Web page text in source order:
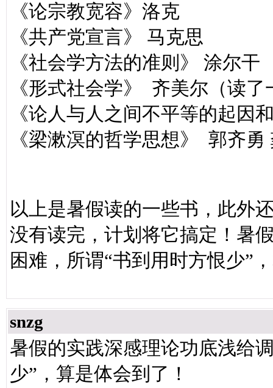
《论宗教宽容》洛克
《共产党宣言》 马克思
《社会学方法的准则》 涂尔干
《形式社会学》 齐美尔（读了
《论人与人之间不平等的起因
《梁漱溟的哲学思想》 郭齐勇
以上是暑假读的一些书，此外
没有读完，计划将它搞定！暑
困难，所谓“书到用时方恨少”
snzg
暑假的实践深感理论功底浅给
少”，算是体会到了！